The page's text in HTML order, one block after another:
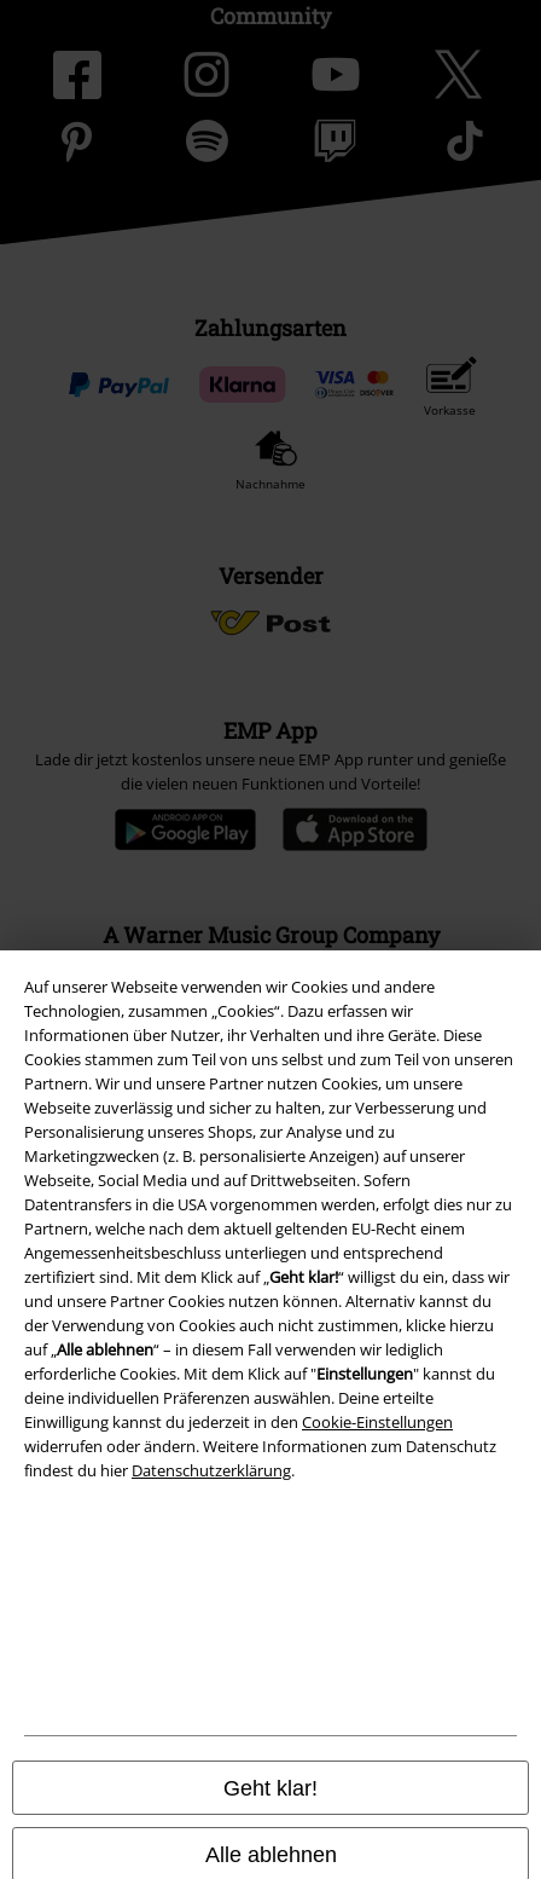
Auf unserer Webseite verwenden wir Cookies und andere
Technologien, zusammen „Cookies“. Dazu erfassen wir
Informationen über Nutzer, ihr Verhalten und ihre Geräte. Diese
Cookies stammen zum Teil von uns selbst und zum Teil von unseren
Partnern. Wir und unsere Partner nutzen Cookies, um unsere
Webseite zuverlässig und sicher zu halten, zur Verbesserung und
Personalisierung unseres Shops, zur Analyse und zu
Marketingzwecken (z. B. personalisierte Anzeigen) auf unserer
Webseite, Social Media und auf Drittwebseiten. Sofern
Datentransfers in die USA vorgenommen werden, erfolgt dies nur zu
Partnern, welche nach dem aktuell geltenden EU-Recht einem
Angemessenheitsbeschluss unterliegen und entsprechend
zertifiziert sind. Mit dem Klick auf „Geht klar!“ willigst du ein, dass wir
und unsere Partner Cookies nutzen können. Alternativ kannst du
der Verwendung von Cookies auch nicht zustimmen, klicke hierzu
auf „Alle ablehnen“ – in diesem Fall verwenden wir lediglich
erforderliche Cookies. Mit dem Klick auf "Einstellungen" kannst du
deine individuellen Präferenzen auswählen. Deine erteilte
Einwilligung kannst du jederzeit in den Cookie-Einstellungen
widerrufen oder ändern. Weitere Informationen zum Datenschutz
findest du hier Datenschutzerklärung.
Geht klar!
Alle ablehnen
Community
Zahlungsarten
Vorkasse
Nachnahme
Versender
EMP App
Lade dir jetzt kostenlos unsere neue EMP App runter und genieße
die vielen neuen Funktionen und Vorteile!
A Warner Music Group Company
Rechtliches
AGB
Impressum
Datenschutz
Alle Preise inkl. gesetzlicher Mehrwertsteuer, zzgl.Versandkosten
© 1986-2026 E.M.P. Merchandising HGmbH